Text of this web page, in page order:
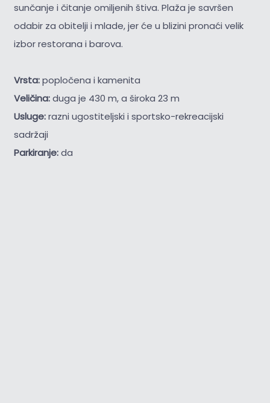
sunčanje i čitanje omiljenih štiva. Plaža je savršen
odabir za obitelji i mlade, jer će u blizini pronaći velik
izbor restorana i barova.
Vrsta:popločena i kamenita
Veličina:duga je 430 m, a široka 23 m
Usluge:razni ugostiteljski i sportsko-rekreacijski
sadržaji
Parkiranje:da